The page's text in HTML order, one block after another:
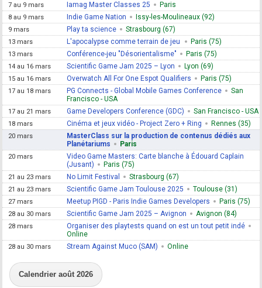
7 au 9 mars Iamag Master Classes 25 Paris
8 au 9 mars Indie Game Nation Issy-les-Moulineaux (92)
9 mars Play ta science Strasbourg (67)
13 mars L'apocalypse comme terrain de jeu Paris (75)
13 mars Conférence-jeu "Désorientalisme" Paris (75)
14 au 16 mars Scientific Game Jam 2025 – Lyon Lyon (69)
15 au 16 mars Overwatch All For One Espot Qualifiers Paris (75)
17 au 18 mars PG Connects - Global Mobile Games Conference
San
Francisco - USA
17 au 21 mars Game Developers Conference (GDC) San Francisco - USA
18 mars Cinéma et jeux vidéo - Project Zero + Ring Rennes (35)
20 mars
MasterClass sur la production de contenus dédiés aux
Planétariums
Paris
20 mars
Video Game Masters: Carte blanche à Édouard Caplain
(Jusant)
Paris (75)
21 au 23 mars No Limit Festival Strasbourg (67)
21 au 23 mars Scientific Game Jam Toulouse 2025 Toulouse (31)
27 mars Meetup PIGD - Paris Indie Games Developers Paris (75)
28 au 30 mars Scientific Game Jam 2025 – Avignon Avignon (84)
28 mars
Organiser des playtests quand on est un tout petit indé
Online
28 au 30 mars Stream Against Muco (SAM) Online
Calendrier août 2026